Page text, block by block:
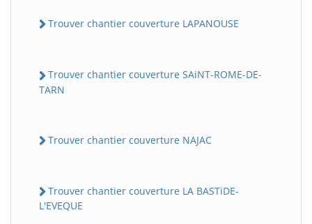
Trouver chantier couverture LAPANOUSE
Trouver chantier couverture SAiNT-ROME-DE-
TARN
Trouver chantier couverture NAJAC
Trouver chantier couverture LA BASTiDE-
L'EVEQUE